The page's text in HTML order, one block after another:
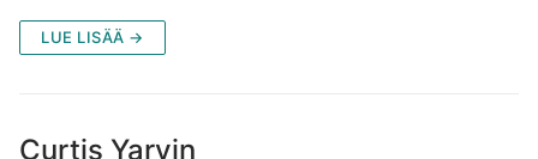
LUE LISÄÄ →
Curtis Yarvin